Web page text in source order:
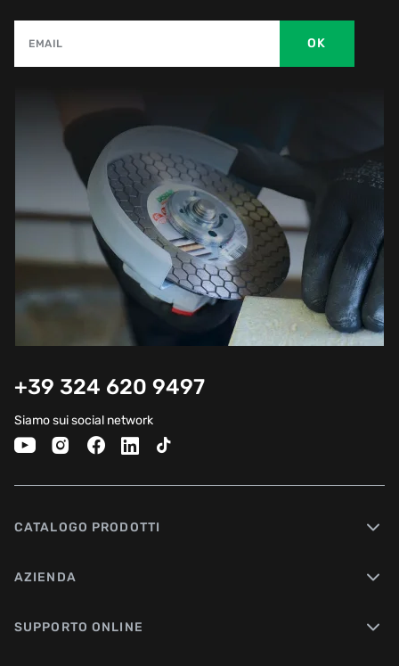
EMAIL OK
+39 324 620 9497
Siamo sui social network
CATALOGO PRODOTTI
AZIENDA
SUPPORTO ONLINE